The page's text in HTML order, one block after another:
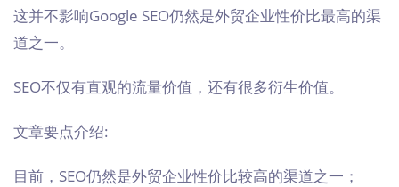
这并不影响Google SEO仍然是外贸企业性价比最高的渠
道之一。
SEO不仅有直观的流量价值，还有很多衍生价值。
文章要点介绍:
目前，SEO仍然是外贸企业性价比较高的渠道之一；